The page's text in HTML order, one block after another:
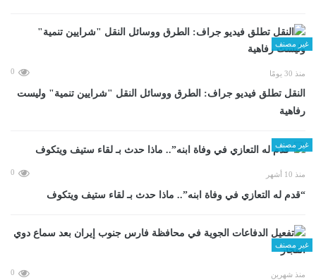
غير مصنف
منذ 30 يومًا 0
​النقل تطلق فيديو جراف: الطرق ووسائل النقل "شرايين تنمية" وليست
رفاهية
غير مصنف
منذ 10 أشهر 0
“قدم له التعازي في وفاة ابنه”.. ماذا حدث بـ لقاء ستيف ويتكوف
غير مصنف
منذ شهرين 0